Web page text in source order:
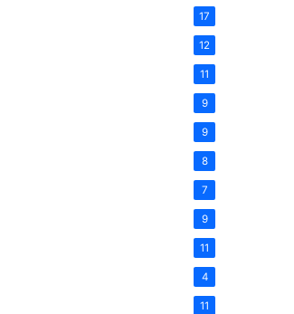
17
12
11
9
9
8
7
9
11
4
11